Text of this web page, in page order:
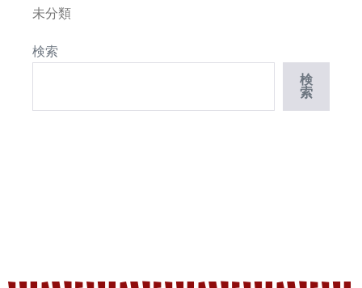
未分類
検索
検
索